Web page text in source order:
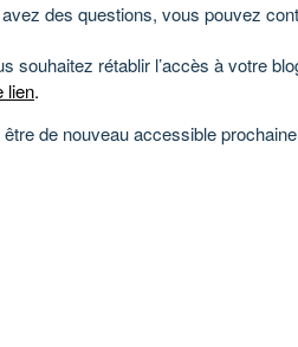
des questions, vous pouvez
souhaitez rétablir l’accès à votre
lien.
de nouveau accessible